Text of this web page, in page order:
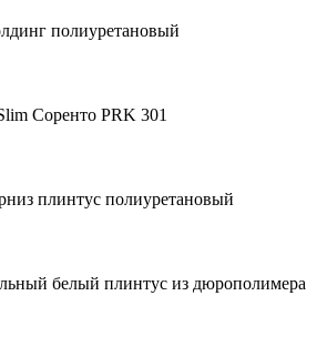
полиуретановый
Соренто PRK 301
плинтус полиуретановый
белый плинтус из дюрополимера